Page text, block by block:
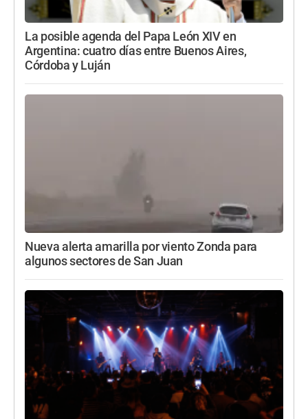
La posible agenda del Papa León XIV en
Argentina: cuatro días entre Buenos Aires,
Córdoba y Luján
Nueva alerta amarilla por viento Zonda para
algunos sectores de San Juan